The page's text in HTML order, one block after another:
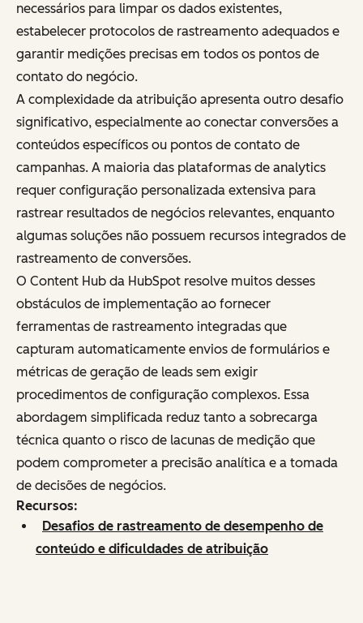
necessários para limpar os dados existentes,
estabelecer protocolos de rastreamento adequados e
garantir medições precisas em todos os pontos de
contato do negócio.
A complexidade da atribuição apresenta outro desafio
significativo, especialmente ao conectar conversões a
conteúdos específicos ou pontos de contato de
campanhas. A maioria das plataformas de analytics
requer configuração personalizada extensiva para
rastrear resultados de negócios relevantes, enquanto
algumas soluções não possuem recursos integrados de
rastreamento de conversões.
O Content Hub da HubSpot resolve muitos desses
obstáculos de implementação ao fornecer
ferramentas de rastreamento integradas que
capturam automaticamente envios de formulários e
métricas de geração de leads sem exigir
procedimentos de configuração complexos. Essa
abordagem simplificada reduz tanto a sobrecarga
técnica quanto o risco de lacunas de medição que
podem comprometer a precisão analítica e a tomada
de decisões de negócios.
Recursos:
Desafios de rastreamento de desempenho de
conteúdo e dificuldades de atribuição